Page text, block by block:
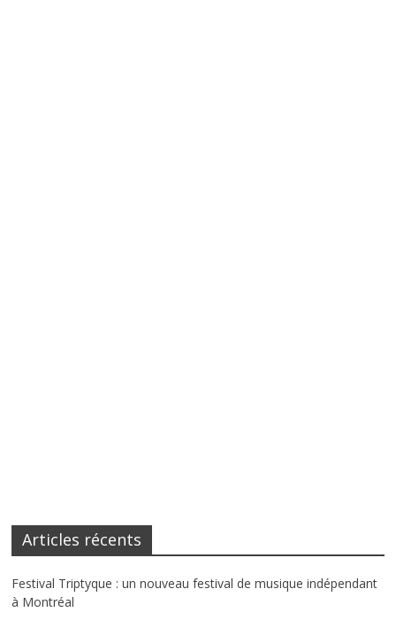
Articles récents
Festival Triptyque : un nouveau festival de musique indépendant
à Montréal